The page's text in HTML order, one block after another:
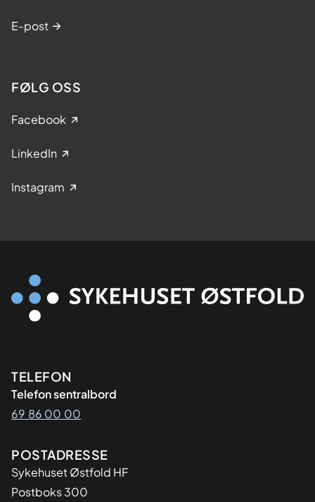
E-post
FØLG OSS
Facebook
LinkedIn
Instagram
Kontaktinformasjon
TELEFON
Telefon sentralbord
69 86 00 00
Adresse
POSTADRESSE
Sykehuset Østfold HF
Postboks 300